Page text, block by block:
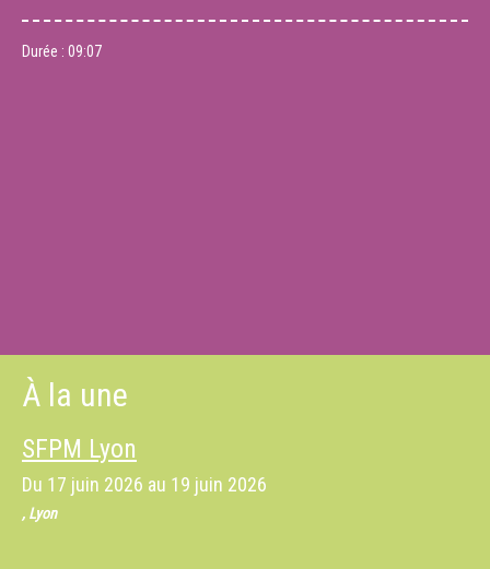
Durée : 09:07
À la une
SFPM Lyon
Du 17 juin 2026 au 19 juin 2026
, Lyon